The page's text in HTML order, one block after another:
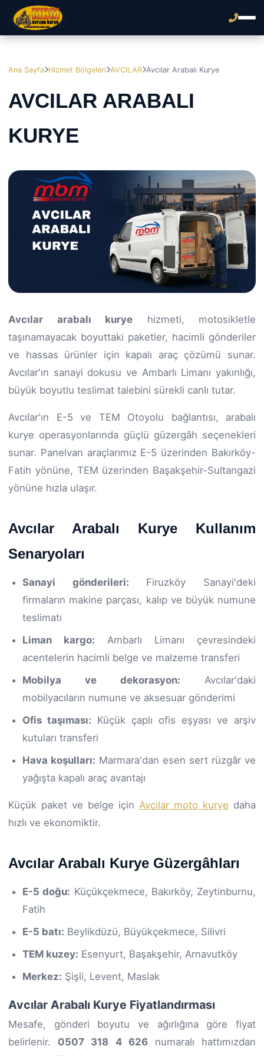
Ana Sayfa Hizmet Bölgeleri AVCILAR Avcılar Arabalı Kurye
AVCILAR ARABALI
KURYE
Avcılar arabalı kurye hizmeti, motosikletle
taşınamayacak boyuttaki paketler, hacimli gönderiler
ve hassas ürünler için kapalı araç çözümü sunar.
Avcılar'ın sanayi dokusu ve Ambarlı Limanı yakınlığı,
büyük boyutlu teslimat talebini sürekli canlı tutar.
Avcılar'ın E-5 ve TEM Otoyolu bağlantısı, arabalı
kurye operasyonlarında güçlü güzergâh seçenekleri
sunar. Panelvan araçlarımız E-5 üzerinden Bakırköy-
Fatih yönüne, TEM üzerinden Başakşehir-Sultangazi
yönüne hızla ulaşır.
Avcılar Arabalı Kurye Kullanım
Senaryoları
Sanayi gönderileri: Firuzköy Sanayi'deki
firmaların makine parçası, kalıp ve büyük numune
teslimatı
Liman kargo: Ambarlı Limanı çevresindeki
acentelerin hacimli belge ve malzeme transferi
Mobilya ve dekorasyon: Avcılar'daki
mobilyacıların numune ve aksesuar gönderimi
Ofis taşıması: Küçük çaplı ofis eşyası ve arşiv
kutuları transferi
Hava koşulları: Marmara'dan esen sert rüzgâr ve
yağışta kapalı araç avantajı
Küçük paket ve belge için Avcılar moto kurye daha
hızlı ve ekonomiktir.
Avcılar Arabalı Kurye Güzergâhları
E-5 doğu: Küçükçekmece, Bakırköy, Zeytinburnu,
Fatih
E-5 batı: Beylikdüzü, Büyükçekmece, Silivri
TEM kuzey: Esenyurt, Başakşehir, Arnavutköy
Merkez: Şişli, Levent, Maslak
Avcılar Arabalı Kurye Fiyatlandırması
Mesafe, gönderi boyutu ve ağırlığına göre fiyat
belirlenir. 0507 318 4 626 numaralı hattımızdan